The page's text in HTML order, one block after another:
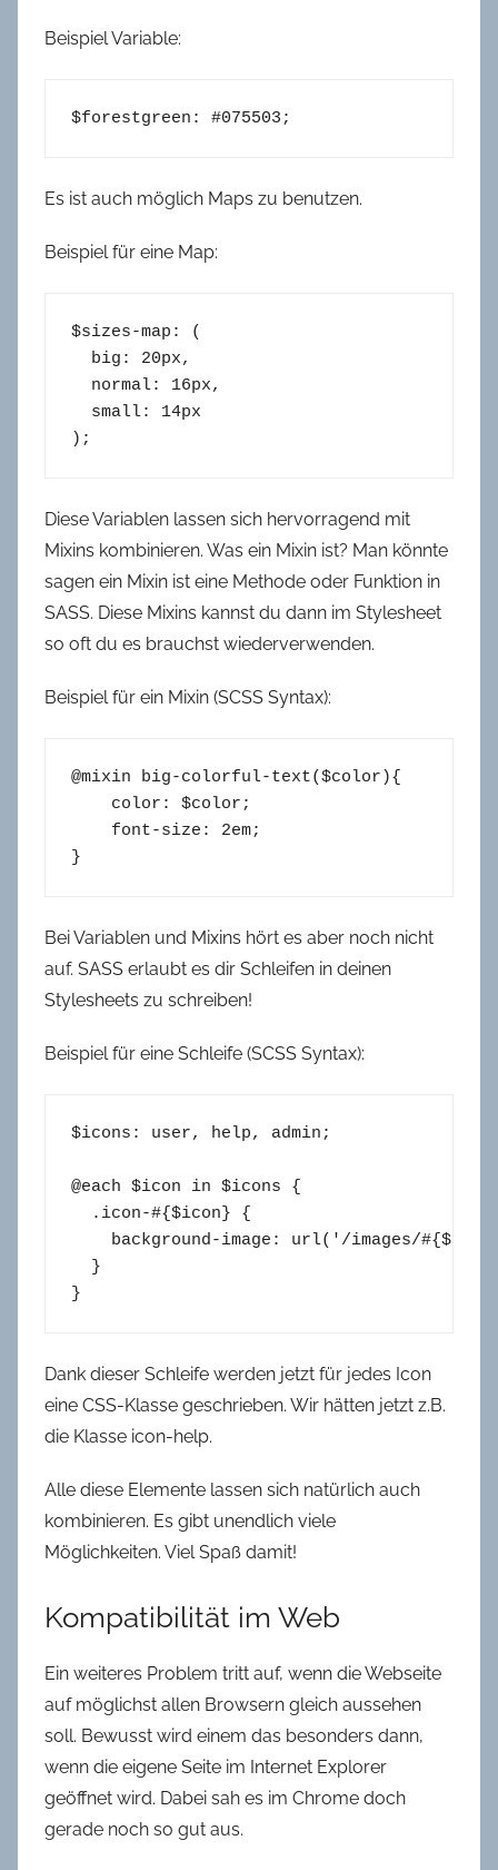
Beispiel Variable:
$forestgreen: #075503;
Es ist auch möglich Maps zu benutzen.
Beispiel für eine Map:
$sizes-map : (
  big: 20
px,
  normal: 16
px,
  small: 14
px
);
Diese Variablen lassen sich hervorragend mit
Mixins kombinieren. Was ein Mixin ist? Man könnte
sagen ein Mixin ist eine Methode oder Funktion in
SASS. Diese Mixins kannst du dann im Stylesheet
so oft du es brauchst wiederverwenden.
Beispiel für ein Mixin (SCSS Syntax):
@mixin big-colorful-text($color){
    color: $color;
    font-size: 2em;
}
Bei Variablen und Mixins hört es aber noch nicht
auf. SASS erlaubt es dir Schleifen in deinen
Stylesheets zu schreiben!
Beispiel für eine Schleife (SCSS Syntax):
$icons : user, help, admin ;
@each $icon in $icons {
.icon-#{$icon} {
background-image : url( '/images/
  }
}
Dank dieser Schleife werden jetzt für jedes Icon
eine CSS-Klasse geschrieben. Wir hätten jetzt z.B.
die Klasse icon-help.
Alle diese Elemente lassen sich natürlich auch
kombinieren. Es gibt unendlich viele
Möglichkeiten. Viel Spaß damit!
Kompatibilität im Web
Ein weiteres Problem tritt auf, wenn die Webseite
auf möglichst allen Browsern gleich aussehen
soll. Bewusst wird einem das besonders dann,
wenn die eigene Seite im Internet Explorer
geöffnet wird. Dabei sah es im Chrome doch
gerade noch so gut aus.